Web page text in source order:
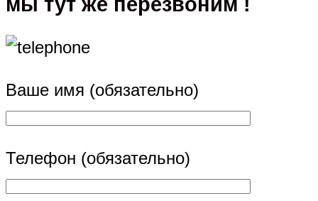
Ваше имя (обязательно)
Телефон (обязательно)